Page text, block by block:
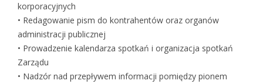
korporacyjnych
• Redagowanie pism do kontrahentów oraz organów
administracji publicznej
• Prowadzenie kalendarza spotkań i organizacja spotkań
Zarządu
• Nadzór nad przepływem informacji pomiędzy pionem